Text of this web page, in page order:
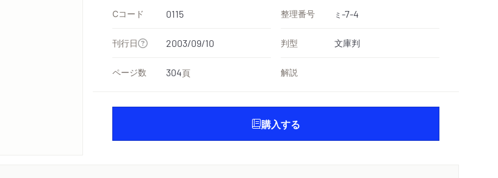
Cコード 0115 整理番号 ミ -7-4
刊行日 2003/09/10 判型 文庫判
ページ数 304頁 解説
購入する